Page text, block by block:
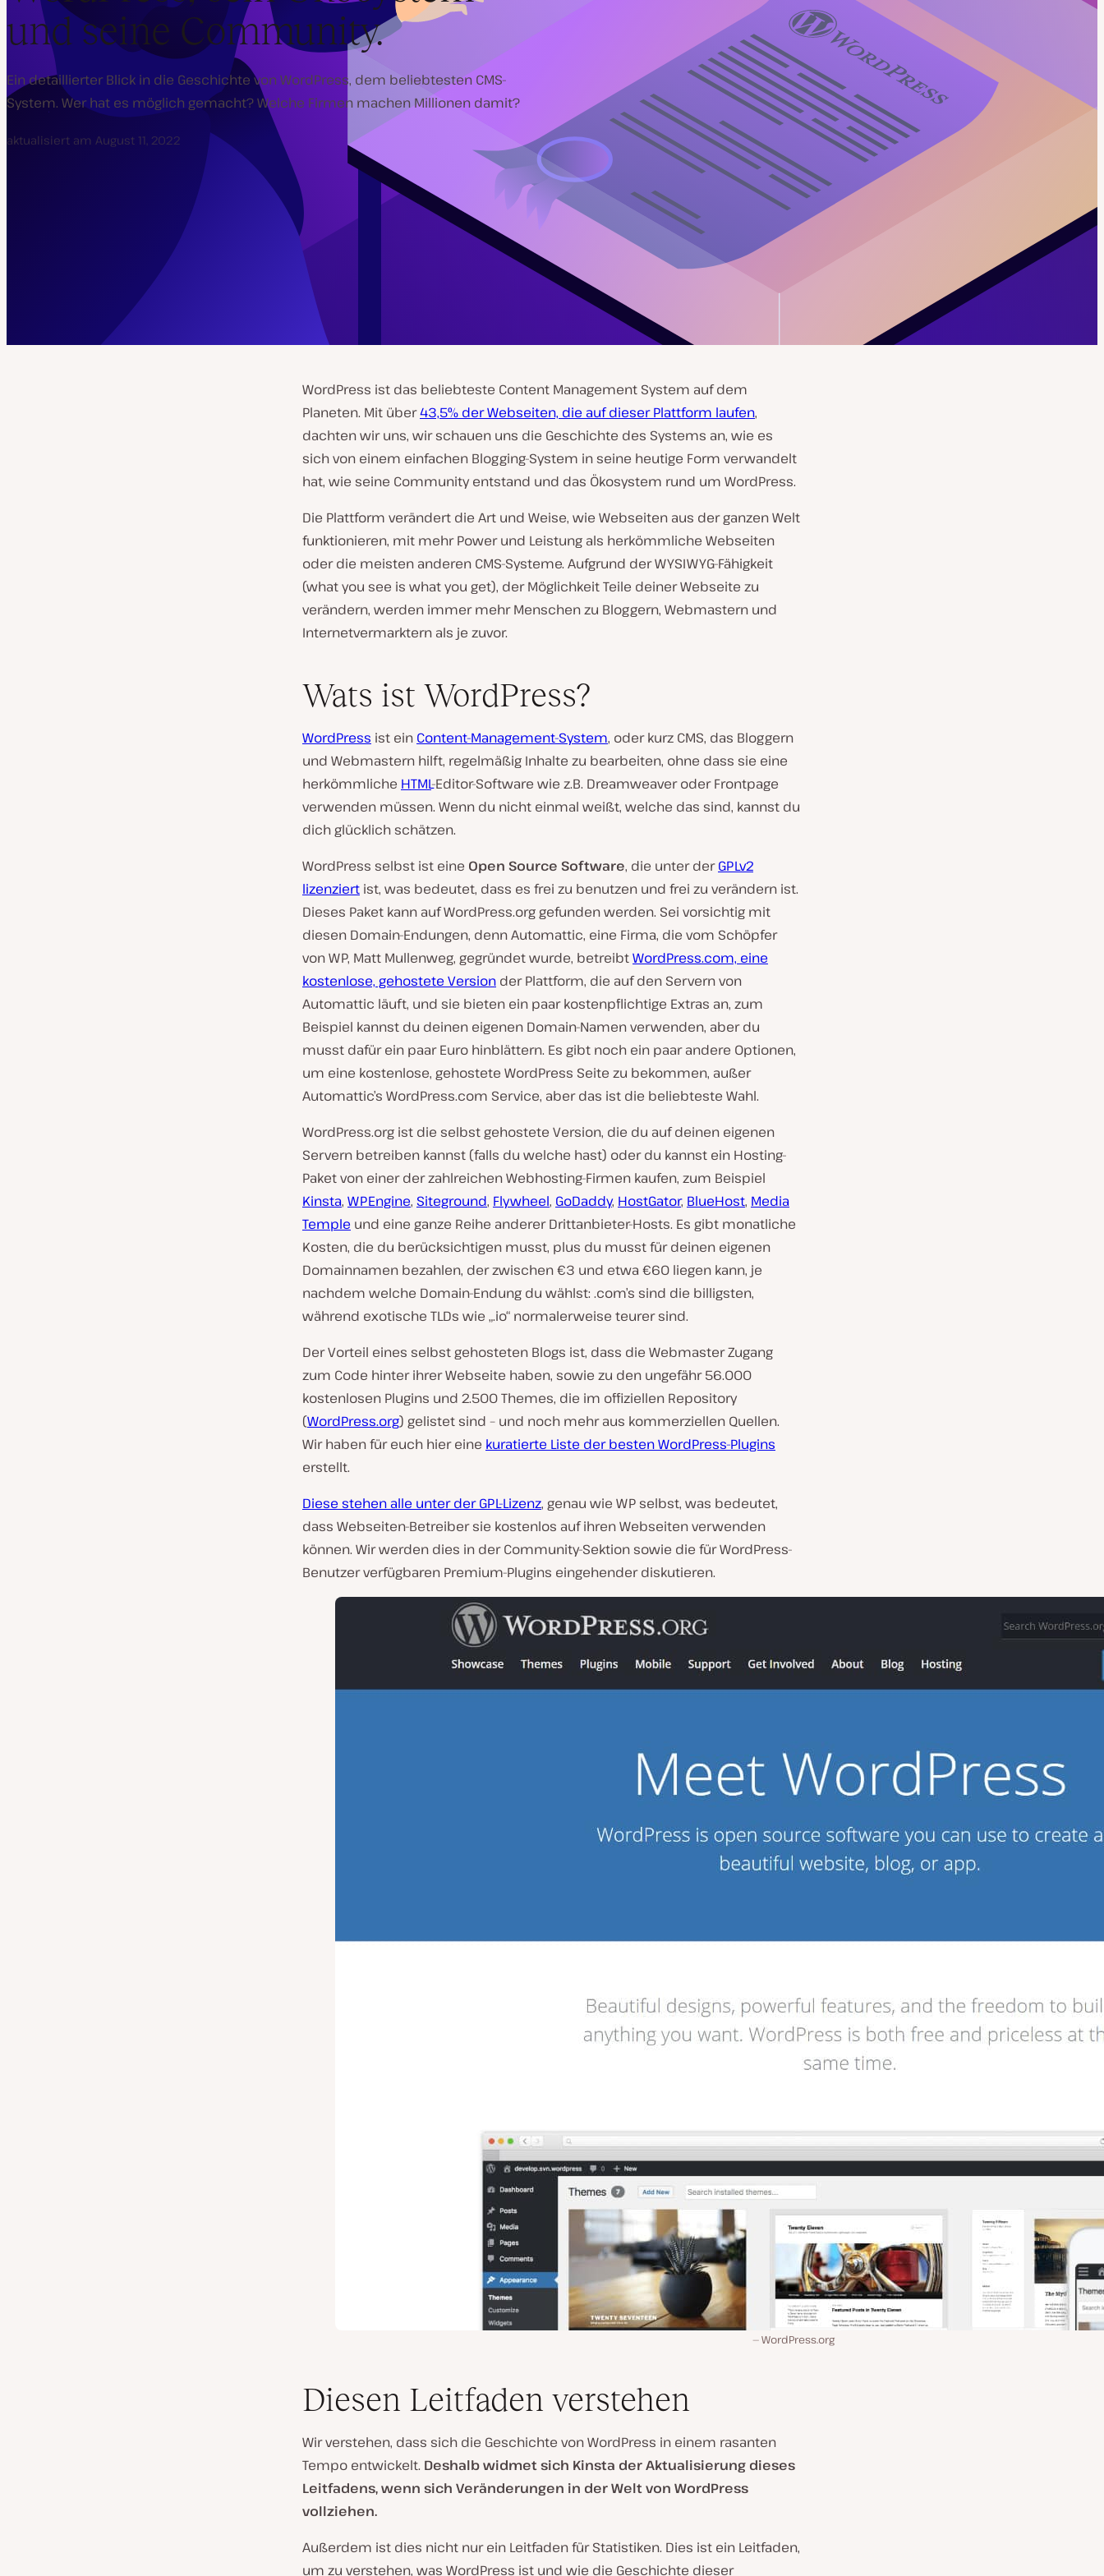
und seine Community.
Ein detaillierter Blick in die Geschichte von WordPress, dem beliebtesten CMS-
System. Wer hat es möglich gemacht? Welche Firmen machen Millionen damit?
aktualisiert am August 11, 2022
WordPress ist das beliebteste Content Management System auf dem
Planeten. Mit über43,5% der Webseiten, die auf dieser Plattform laufen,
dachten wir uns, wir schauen uns die Geschichte des Systems an, wie es
sich von einem einfachen Blogging-System in seine heutige Form verwandelt
hat, wie seine Community entstand und das Ökosystem rund um WordPress.
Die Plattform verändert die Art und Weise, wie Webseiten aus der ganzen Welt
funktionieren, mit mehr Power und Leistung als herkömmliche Webseiten
oder die meisten anderen CMS-Systeme. Aufgrund der WYSIWYG-Fähigkeit
(what you see is what you get), der Möglichkeit Teile deiner Webseite zu
verändern, werden immer mehr Menschen zu Bloggern, Webmastern und
Internetvermarktern als je zuvor.
Wats ist WordPress?
WordPress ist ein Content-Management-System, oder kurz CMS, das Bloggern
und Webmastern hilft, regelmäßig Inhalte zu bearbeiten, ohne dass sie eine
herkömmliche HTML-Editor-Software wie z.B. Dreamweaver oder Frontpage
verwenden müssen. Wenn du nicht einmal weißt, welche das sind, kannst du
dich glücklich schätzen.
WordPress selbst ist eine Open Source Software, die unter derGPLv2
lizenziert ist, was bedeutet, dass es frei zu benutzen und frei zu verändern ist.
Dieses Paket kann auf WordPress.org gefunden werden. Sei vorsichtig mit
diesen Domain-Endungen, denn Automattic, eine Firma, die vom Schöpfer
von WP, Matt Mullenweg, gegründet wurde, betreibtWordPress.com, eine
kostenlose, gehostete Version der Plattform, die auf den Servern von
Automattic läuft, und sie bieten ein paar kostenpflichtige Extras an, zum
Beispiel kannst du deinen eigenen Domain-Namen verwenden, aber du
musst dafür ein paar Euro hinblättern. Es gibt noch ein paar andere Optionen,
um eine kostenlose, gehostete WordPress Seite zu bekommen, außer
Automattic’s WordPress.com Service, aber das ist die beliebteste Wahl.
WordPress.org ist die selbst gehostete Version, die du auf deinen eigenen
Servern betreiben kannst (falls du welche hast) oder du kannst ein Hosting-
Paket von einer der zahlreichen Webhosting-Firmen kaufen, zum Beispiel
Kinsta, WPEngine, Siteground, Flywheel, GoDaddy, HostGator, BlueHost, Media
Temple und eine ganze Reihe anderer Drittanbieter-Hosts. Es gibt monatliche
Kosten, die du berücksichtigen musst, plus du musst für deinen eigenen
Domainnamen bezahlen, der zwischen €3 und etwa €60 liegen kann, je
nachdem welche Domain-Endung du wählst: .com’s sind die billigsten,
während exotische TLDs wie „.io“ normalerweise teurer sind.
Der Vorteil eines selbst gehosteten Blogs ist, dass die Webmaster Zugang
zum Code hinter ihrer Webseite haben, sowie zu den ungefähr 56.000
kostenlosen Plugins und 2.500 Themes, die im offiziellen Repository
(WordPress.org) gelistet sind – und noch mehr aus kommerziellen Quellen.
Wir haben für euch hier eine kuratierte Liste der besten WordPress-Plugins
erstellt.
Diese stehen alle unter der GPL-Lizenz, genau wie WP selbst, was bedeutet,
dass Webseiten-Betreiber sie kostenlos auf ihren Webseiten verwenden
können. Wir werden dies in der Community-Sektion sowie die für WordPress-
Benutzer verfügbaren Premium-Plugins eingehender diskutieren.
WordPress.org
Diesen Leitfaden verstehen
Wir verstehen, dass sich die Geschichte von WordPress in einem rasanten
Tempo entwickelt. Deshalb widmet sich Kinsta der Aktualisierung dieses
Leitfadens, wenn sich Veränderungen in der Welt von WordPress
vollziehen.
Außerdem ist dies nicht nur ein Leitfaden für Statistiken. Dies ist ein Leitfaden,
um zu verstehen, was WordPress ist und wie die Geschichte dieser